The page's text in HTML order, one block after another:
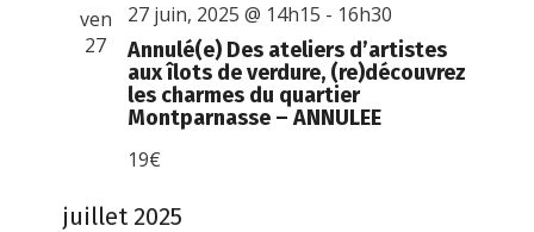
ven
27
Annulé(e) Des ateliers d’artistes
aux îlots de verdure, (re)découvrez
les charmes du quartier
Montparnasse – ANNULEE
27 juin, 2025 @ 14h15 - 16h30
19€
juillet 2025